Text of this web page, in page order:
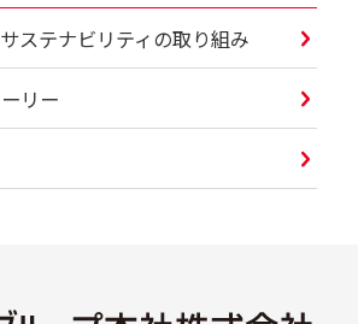
ステナビリティの取り組み
リー